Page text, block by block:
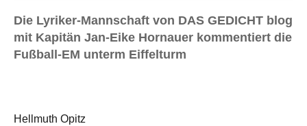
Die Lyriker-Mannschaft von DAS GEDICHT blog
mit Kapitän Jan-Eike Hornauer kommentiert die
Fußball-EM unterm Eiffelturm
Hellmuth Opitz